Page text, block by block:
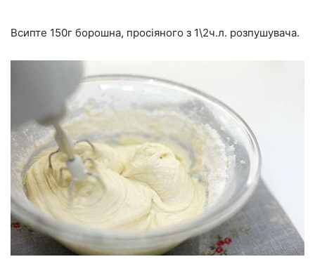
Всипте 150г борошна, просіяного з 1\2ч.л. розпушувача.